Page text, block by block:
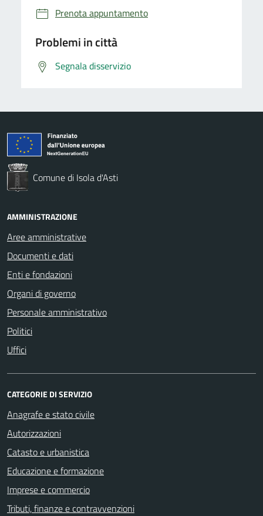
Prenota appuntamento
Problemi in città
Segnala disservizio
Comune di Isola d'Asti
AMMINISTRAZIONE
Aree amministrative
Documenti e dati
Enti e fondazioni
Organi di governo
Personale amministrativo
Politici
Uffici
CATEGORIE DI SERVIZIO
Anagrafe e stato civile
Autorizzazioni
Catasto e urbanistica
Educazione e formazione
Imprese e commercio
Tributi, finanze e contravvenzioni